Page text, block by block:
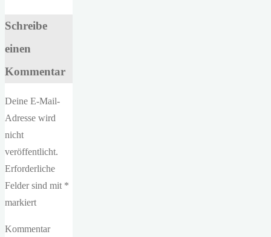
Schreibe
einen
Kommentar
Deine E-Mail-
Adresse wird
nicht
veröffentlicht.
Erforderliche
Felder sind mit *
markiert
Kommentar